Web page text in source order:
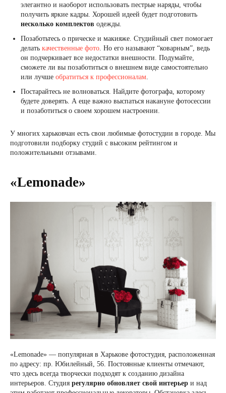
элегантно и наоборот использовать пестрые наряды, чтобы
получить яркие кадры. Хорошей идеей будет подготовить
несколько комплектов одежды.
Позаботьтесь о прическе и макияже. Студийный свет помогает
делать качественные фото. Но его называют “коварным”, ведь
он подчеркивает все недостатки внешности. Подумайте,
сможете ли вы позаботиться о внешнем виде самостоятельно
или лучше обратиться к профессионалам.
Постарайтесь не волноваться. Найдите фотографа, которому
будете доверять. А еще важно выспаться накануне фотосессии
и позаботиться о своем хорошем настроении.
У многих харьковчан есть свои любимые фотостудии в городе. Мы
подготовили подборку студий с высоким рейтингом и
положительными отзывами.
«Lemonade»
«Lemonade» — популярная в Харькове фотостудия, расположенная
по адресу: пр. Юбилейный, 56. Постоянные клиенты отмечают,
что здесь всегда творчески подходят к созданию дизайна
интерьеров. Студия регулярно обновляет свой интерьер и над